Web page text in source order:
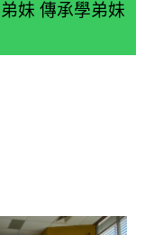
妹 傳承學弟妹